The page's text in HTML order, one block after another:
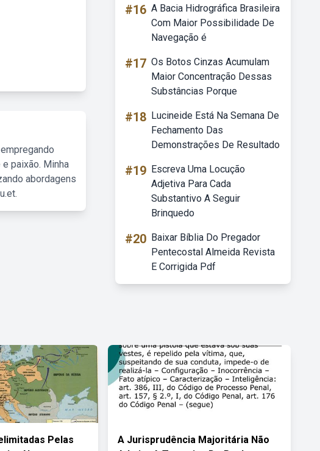
paixão. Minha
abordagens
#16 A Bacia Hidrográfica Brasileira
Com Maior Possibilidade De
Navegação é
#17 Os Botos Cinzas Acumulam
Maior Concentração Dessas
Substâncias Porque
#18 Lucineide Está Na Semana De
Fechamento Das
Demonstrações De Resultado
#19 Escreva Uma Locução
Adjetiva Para Cada
Substantivo A Seguir
Brinquedo
#20 Baixar Bíblia Do Pregador
Pentecostal Almeida Revista
E Corrigida Pdf
Pelas
A Jurisprudência Majoritária Não